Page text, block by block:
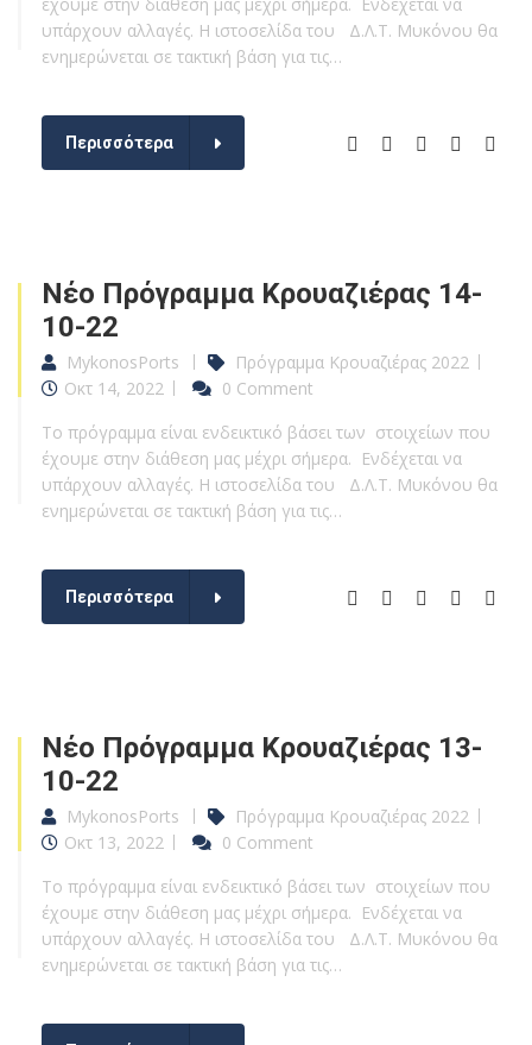
υπάρχουν αλλαγές. Η ιστοσελίδα του Δ.Λ.Τ. Μυκόνου θα
ενημερώνεται σε τακτική βάση για τις…
Περισσότερα
Νέο Πρόγραμμα Κρουαζιέρας 14-
10-22
MykonosPorts
Πρόγραμμα Κρουαζιέρας 2022
Οκτ 14, 2022
0 Comment
Το πρόγραμμα είναι ενδεικτικό βάσει των στοιχείων που
έχουμε στην διάθεση μας μέχρι σήμερα. Ενδέχεται να
υπάρχουν αλλαγές. Η ιστοσελίδα του Δ.Λ.Τ. Μυκόνου θα
ενημερώνεται σε τακτική βάση για τις…
Περισσότερα
Νέο Πρόγραμμα Κρουαζιέρας 13-
10-22
MykonosPorts
Πρόγραμμα Κρουαζιέρας 2022
Οκτ 13, 2022
0 Comment
Το πρόγραμμα είναι ενδεικτικό βάσει των στοιχείων που
έχουμε στην διάθεση μας μέχρι σήμερα. Ενδέχεται να
υπάρχουν αλλαγές. Η ιστοσελίδα του Δ.Λ.Τ. Μυκόνου θα
ενημερώνεται σε τακτική βάση για τις…